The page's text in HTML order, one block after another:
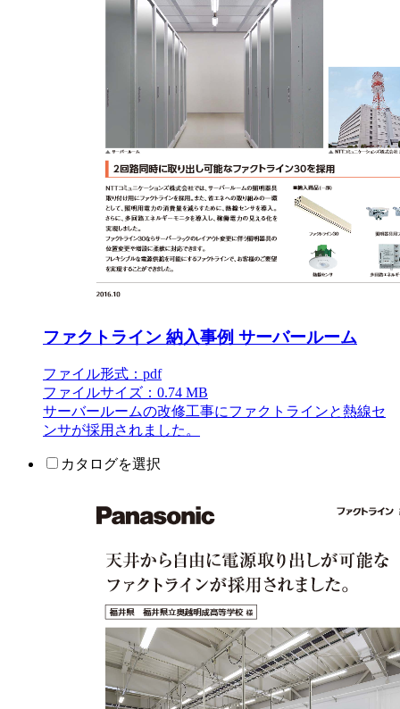
ファクトライン 納入事例 サーバールーム
ファイル形式：pdf
ファイルサイズ：0.74 MB
サーバールームの改修工事にファクトラインと熱線セ
ンサが採用されました。
カタログを選択